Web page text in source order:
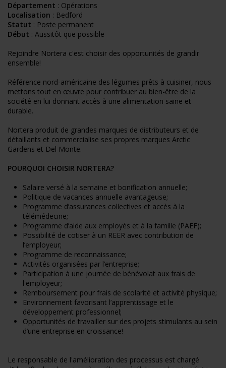
Département : Opérations
Localisation : Bedford
Statut : Poste permanent
Début : Aussitôt que possible
Rejoindre Nortera c'est choisir des opportunités de grandir
ensemble!
Référence nord-américaine des légumes prêts à cuisiner, nous
mettons tout en œuvre pour contribuer au bien-être de la
société en lui donnant accès à une alimentation saine et
durable.
Nortera produit de grandes marques de distributeurs et de
détaillants et commercialise ses propres marques Arctic
Gardens et Del Monte.
POURQUOI CHOISIR NORTERA?
Salaire versé à la semaine et bonification annuelle;
Politique de vacances annuelle avantageuse;
Programme d’assurances collectives et accès à la
télémédecine;
Programme d’aide aux employés et à la famille (PAEF);
Possibilité de cotiser à un REER avec contribution de
l’employeur;
Programme de reconnaissance;
Activités organisées par l’entreprise;
Participation à une journée de bénévolat aux frais de
l'employeur;
Remboursement pour frais de scolarité et activité physique;
Environnement favorisant l’apprentissage et le
développement professionnel;
Opportunités de travailler sur des projets stimulants au sein
d’une entreprise en croissance!
Le responsable de l'amélioration des processus est chargé